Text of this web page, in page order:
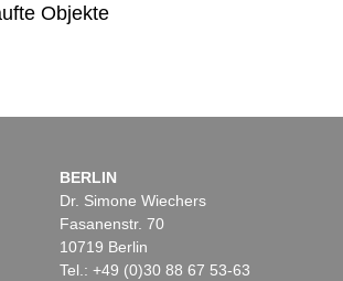
Objekte
BERLIN
Dr. Simone Wiechers
Fasanenstr. 70
10719 Berlin
Tel.: +49 (0)30 88 67 53-63